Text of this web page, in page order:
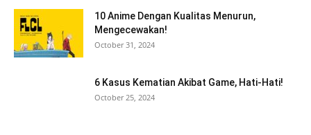
10 Anime Dengan Kualitas Menurun,
Mengecewakan!
October 31, 2024
6 Kasus Kematian Akibat Game, Hati-Hati!
October 25, 2024